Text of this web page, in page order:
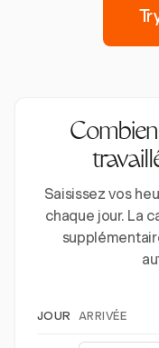
Combien
Saisissez vos
chaque jour. La
JOUR ARRIVÉE